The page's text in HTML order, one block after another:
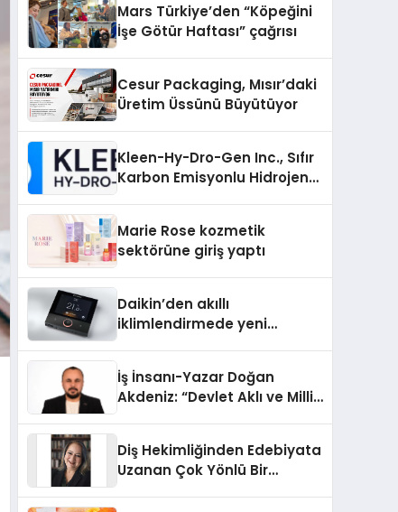
Mars Türkiye’den “Köpeğini
İşe Götür Haftası” çağrısı
Cesur Packaging, Mısır’daki
Üretim Üssünü Büyütüyor
Kleen-Hy-Dro-Gen Inc., Sıfır
Karbon Emisyonlu Hidrojen
Aldı
Marie Rose kozmetik
sektörüne giriş yaptı
Daikin’den akıllı
iklimlendirmede yeni
İş İnsanı-Yazar Doğan
Akdeniz: “Devlet Aklı ve Milli
Diş Hekimliğinden Edebiyata
Uzanan Çok Yönlü Bir